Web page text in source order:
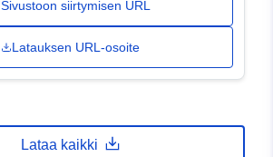
Sivustoon siirtymisen URL
Latauksen URL-osoite
Lataa kaikki